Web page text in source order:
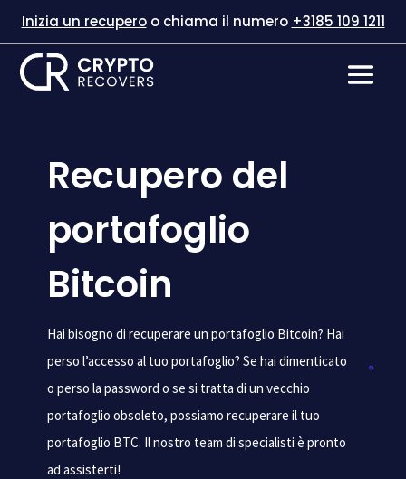
Inizia un recuperoo chiama il numero +3185 109 1211
Recupero del
portafoglio
Bitcoin
Hai bisogno di recuperare un portafoglio Bitcoin? Hai
perso l’accesso al tuo portafoglio? Se hai dimenticato
o perso la password o se si tratta di un vecchio
portafoglio obsoleto, possiamo recuperare il tuo
portafoglio BTC. Il nostro team di specialisti è pronto
ad assisterti!